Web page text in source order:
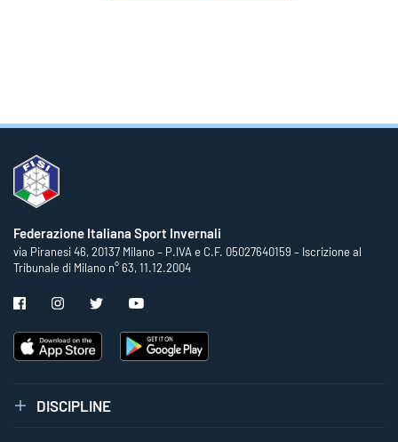
Federazione Italiana Sport Invernali
via Piranesi 46, 20137 Milano – P.IVA e C.F. 05027640159 – Iscrizione al
Tribunale di Milano n° 63, 11.12.2004
DISCIPLINE